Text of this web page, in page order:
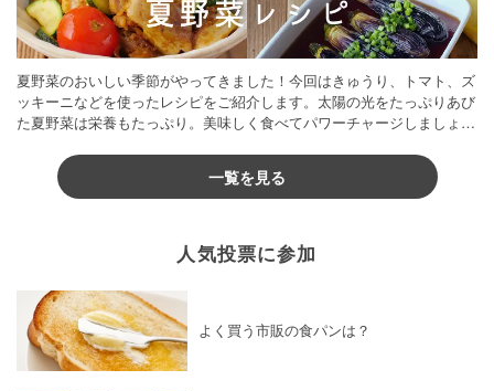
夏野菜のおいしい季節がやってきました！今回はきゅうり、トマト、ズ
ッキーニなどを使ったレシピをご紹介します。太陽の光をたっぷりあび
た夏野菜は栄養もたっぷり。美味しく食べてパワーチャージしましょう
一覧を見る
人気投票に参加
よく買う市販の食パンは？